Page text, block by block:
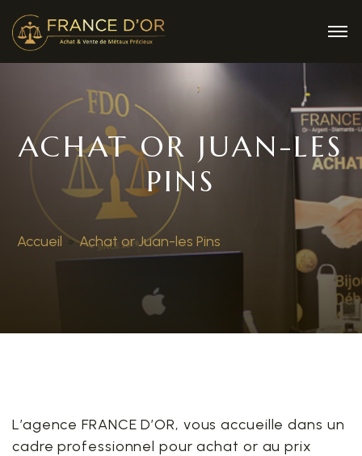
ACHAT OR JUAN-LES
PINS
Accueil » Achat or Juan-les Pins
L’agence FRANCE D’OR, vous accueille dans un
cadre professionnel pour achat or au prix